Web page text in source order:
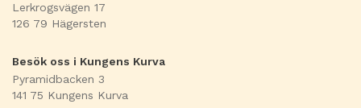
Lerkrogsvägen 17
126 79 Hägersten
Besök oss i Kungens Kurva
Pyramidbacken 3
141 75 Kungens Kurva